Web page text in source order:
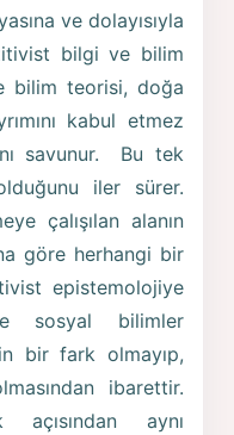
ve dolayısıyla
bilgi ve bilim
bilim teorisi, doğa
kabul etmez
savunur. Bu tek
iler sürer.
çalışılan alanın
göre herhangi bir
epistemolojiye
sosyal bilimler
bir fark olmayıp,
ibarettir.
aynı